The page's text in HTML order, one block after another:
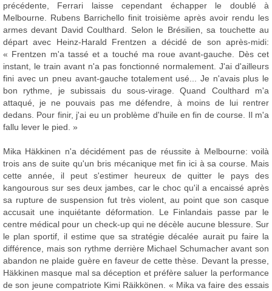
précédente, Ferrari laisse cependant échapper le doublé à
Melbourne. Rubens Barrichello finit troisième après avoir rendu les
armes devant David Coulthard. Selon le Brésilien, sa touchette au
départ avec Heinz-Harald Frentzen a décidé de son après-midi:
« Frentzen m'a tassé et a touché ma roue avant-gauche. Dès cet
instant, le train avant n'a pas fonctionné normalement. J'ai d'ailleurs
fini avec un pneu avant-gauche totalement usé... Je n'avais plus le
bon rythme, je subissais du sous-virage. Quand Coulthard m'a
attaqué, je ne pouvais pas me défendre, à moins de lui rentrer
dedans. Pour finir, j'ai eu un problème d'huile en fin de course. Il m'a
fallu lever le pied. »
Mika Häkkinen n'a décidément pas de réussite à Melbourne: voilà
trois ans de suite qu'un bris mécanique met fin ici à sa course. Mais
cette année, il peut s'estimer heureux de quitter le pays des
kangourous sur ses deux jambes, car le choc qu'il a encaissé après
sa rupture de suspension fut très violent, au point que son casque
accusait une inquiétante déformation. Le Finlandais passe par le
centre médical pour un check-up qui ne décèle aucune blessure. Sur
le plan sportif, il estime que sa stratégie décalée aurait pu faire la
différence, mais son rythme derrière Michael Schumacher avant son
abandon ne plaide guère en faveur de cette thèse. Devant la presse,
Häkkinen masque mal sa déception et préfère saluer la performance
de son jeune compatriote Kimi Räikkönen. « Mika va faire des essais